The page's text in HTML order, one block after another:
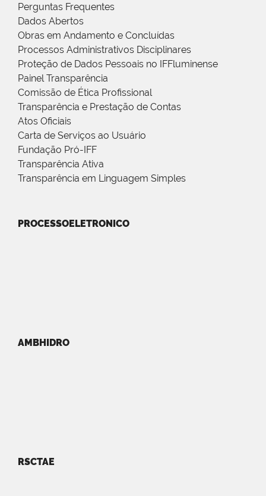
Perguntas Frequentes
Dados Abertos
Obras em Andamento e Concluídas
Processos Administrativos Disciplinares
Proteção de Dados Pessoais no IFFluminense
Painel Transparência
Comissão de Ética Profissional
Transparência e Prestação de Contas
Atos Oficiais
Carta de Serviços ao Usuário
Fundação Pró-IFF
Transparência Ativa
Transparência em Linguagem Simples
PROCESSOELETRONICO
AMBHIDRO
RSCTAE